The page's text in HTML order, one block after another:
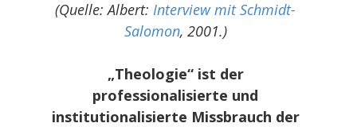
(Quelle: Albert: Interview mit Schmidt-
Salomon, 2001.)
„Theologie“ ist der
professionalisierte und
institutionalisierte Missbrauch der